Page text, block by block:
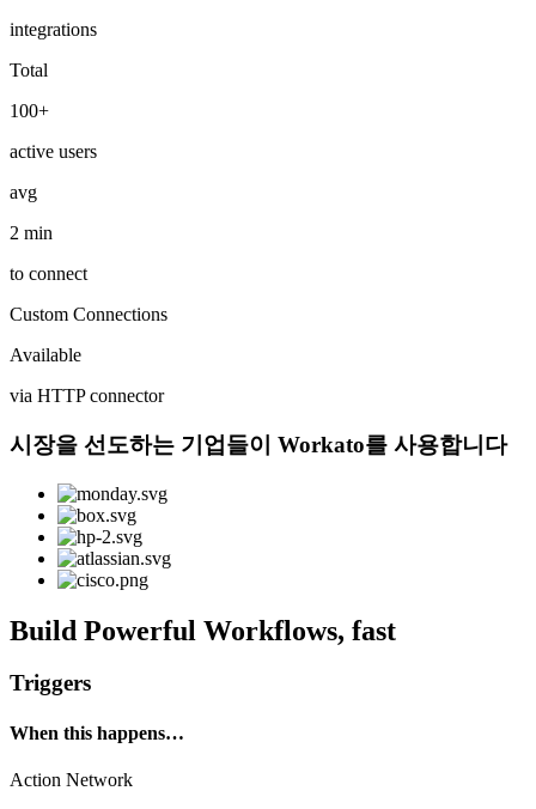
integrations
Total
100+
active users
avg
2 min
to connect
Custom Connections
Available
via HTTP connector
시장을 선도하는 기업들이 Workato를 사용합니다
Build Powerful Workflows, fast
Triggers
When this happens…
Action Network